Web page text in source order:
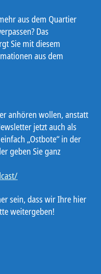
aus dem Quartier
Das
Sie mit diesem
aus dem
anhören wollen, anstatt
jetzt auch als
„Ostbote“ in der
geben Sie ganz
sein, dass wir Ihre hier
weitergeben!